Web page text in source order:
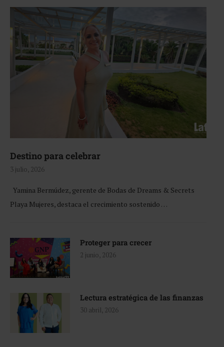
Destino para celebrar
3 julio, 2026
Yamina Bermúdez, gerente de Bodas de Dreams & Secrets
Playa Mujeres, destaca el crecimiento sostenido …
Proteger para crecer
2 junio, 2026
Lectura estratégica de las finanzas
30 abril, 2026